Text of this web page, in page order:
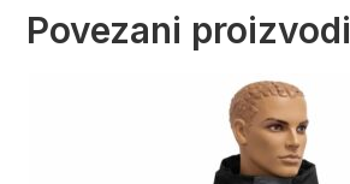
Povezani proizvodi